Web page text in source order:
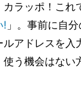
ラッポ！これ
! 」。事前に自
アドレスを入
う機会はない